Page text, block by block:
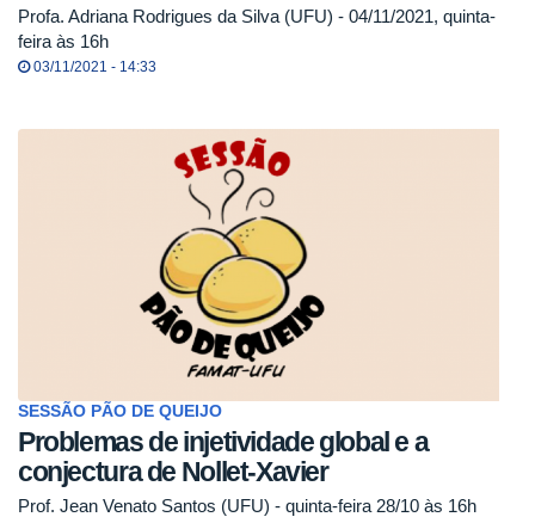
Profa. Adriana Rodrigues da Silva (UFU) - 04/11/2021, quinta-
feira às 16h
03/11/2021 - 14:33
SESSÃO PÃO DE QUEIJO
Problemas de injetividade global e a
conjectura de Nollet-Xavier
Prof. Jean Venato Santos (UFU) - quinta-feira 28/10 às 16h